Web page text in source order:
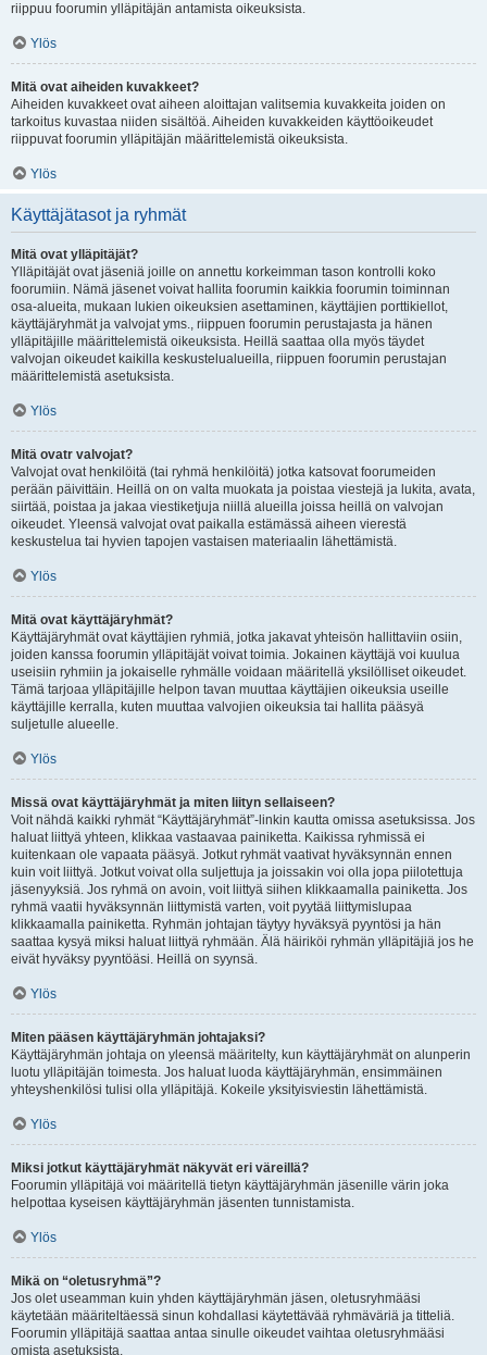
riippuu foorumin ylläpitäjän antamista oikeuksista.
Ylös
Mitä ovat aiheiden kuvakkeet?
Aiheiden kuvakkeet ovat aiheen aloittajan valitsemia kuvakkeita joiden on
tarkoitus kuvastaa niiden sisältöä. Aiheiden kuvakkeiden käyttöoikeudet
riippuvat foorumin ylläpitäjän määrittelemistä oikeuksista.
Ylös
Käyttäjätasot ja ryhmät
Mitä ovat ylläpitäjät?
Ylläpitäjät ovat jäseniä joille on annettu korkeimman tason kontrolli koko
foorumiin. Nämä jäsenet voivat hallita foorumin kaikkia foorumin toiminnan
osa-alueita, mukaan lukien oikeuksien asettaminen, käyttäjien porttikiellot,
käyttäjäryhmät ja valvojat yms., riippuen foorumin perustajasta ja hänen
ylläpitäjille määrittelemistä oikeuksista. Heillä saattaa olla myös täydet
valvojan oikeudet kaikilla keskustelualueilla, riippuen foorumin perustajan
määrittelemistä asetuksista.
Ylös
Mitä ovatr valvojat?
Valvojat ovat henkilöitä (tai ryhmä henkilöitä) jotka katsovat foorumeiden
perään päivittäin. Heillä on on valta muokata ja poistaa viestejä ja lukita, avata,
siirtää, poistaa ja jakaa viestiketjuja niillä alueilla joissa heillä on valvojan
oikeudet. Yleensä valvojat ovat paikalla estämässä aiheen vierestä
keskustelua tai hyvien tapojen vastaisen materiaalin lähettämistä.
Ylös
Mitä ovat käyttäjäryhmät?
Käyttäjäryhmät ovat käyttäjien ryhmiä, jotka jakavat yhteisön hallittaviin osiin,
joiden kanssa foorumin ylläpitäjät voivat toimia. Jokainen käyttäjä voi kuulua
useisiin ryhmiin ja jokaiselle ryhmälle voidaan määritellä yksilölliset oikeudet.
Tämä tarjoaa ylläpitäjille helpon tavan muuttaa käyttäjien oikeuksia useille
käyttäjille kerralla, kuten muuttaa valvojien oikeuksia tai hallita pääsyä
suljetulle alueelle.
Ylös
Missä ovat käyttäjäryhmät ja miten liityn sellaiseen?
Voit nähdä kaikki ryhmät “Käyttäjäryhmät”-linkin kautta omissa asetuksissa. Jos
haluat liittyä yhteen, klikkaa vastaavaa painiketta. Kaikissa ryhmissä ei
kuitenkaan ole vapaata pääsyä. Jotkut ryhmät vaativat hyväksynnän ennen
kuin voit liittyä. Jotkut voivat olla suljettuja ja joissakin voi olla jopa piilotettuja
jäsenyyksiä. Jos ryhmä on avoin, voit liittyä siihen klikkaamalla painiketta. Jos
ryhmä vaatii hyväksynnän liittymistä varten, voit pyytää liittymislupaa
klikkaamalla painiketta. Ryhmän johtajan täytyy hyväksyä pyyntösi ja hän
saattaa kysyä miksi haluat liittyä ryhmään. Älä häiriköi ryhmän ylläpitäjiä jos he
eivät hyväksy pyyntöäsi. Heillä on syynsä.
Ylös
Miten pääsen käyttäjäryhmän johtajaksi?
Käyttäjäryhmän johtaja on yleensä määritelty, kun käyttäjäryhmät on alunperin
luotu ylläpitäjän toimesta. Jos haluat luoda käyttäjäryhmän, ensimmäinen
yhteyshenkilösi tulisi olla ylläpitäjä. Kokeile yksityisviestin lähettämistä.
Ylös
Miksi jotkut käyttäjäryhmät näkyvät eri väreillä?
Foorumin ylläpitäjä voi määritellä tietyn käyttäjäryhmän jäsenille värin joka
helpottaa kyseisen käyttäjäryhmän jäsenten tunnistamista.
Ylös
Mikä on “oletusryhmä”?
Jos olet useamman kuin yhden käyttäjäryhmän jäsen, oletusryhmääsi
käytetään määriteltäessä sinun kohdallasi käytettävää ryhmäväriä ja titteliä.
Foorumin ylläpitäjä saattaa antaa sinulle oikeudet vaihtaa oletusryhmääsi
omista asetuksista.